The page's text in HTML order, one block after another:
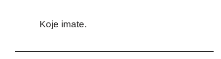
Koje imate.